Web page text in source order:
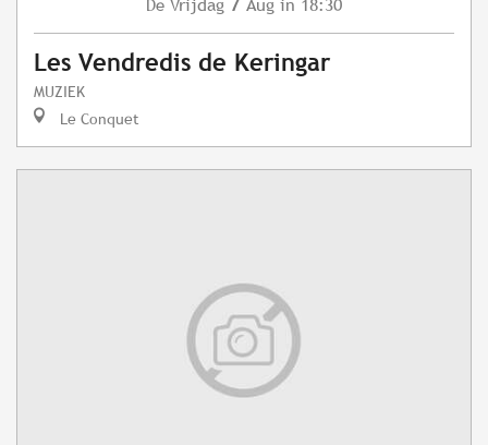
De Vrijdag Aug in 18:30
Les Vendredis de Keringar
MUZIEK
Le Conquet